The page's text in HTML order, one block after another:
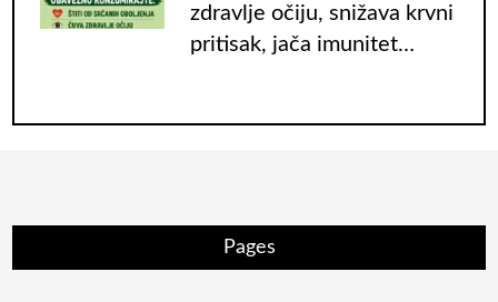
zdravlje očiju, snižava krvni
pritisak, jača imunitet…
Pages